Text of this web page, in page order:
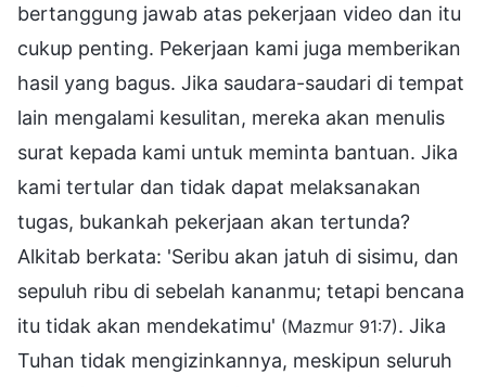
bertanggung jawab atas pekerjaan video dan itu
cukup penting. Pekerjaan kami juga memberikan
hasil yang bagus. Jika saudara-saudari di tempat
lain mengalami kesulitan, mereka akan menulis
surat kepada kami untuk meminta bantuan. Jika
kami tertular dan tidak dapat melaksanakan
tugas, bukankah pekerjaan akan tertunda?
Alkitab berkata: 'Seribu akan jatuh di sisimu, dan
sepuluh ribu di sebelah kananmu; tetapi bencana
itu tidak akan mendekatimu' (Mazmur 91:7). Jika
Tuhan tidak mengizinkannya, meskipun seluruh